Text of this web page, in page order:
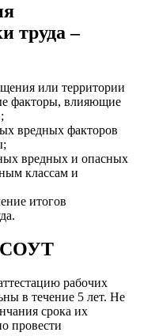
труда –
или территории
факторы, влияющие
вредных факторов
вредных и опасных
классам и
итогов
СОУТ
рабочих
в течение 5 лет. Не
срока их
провести